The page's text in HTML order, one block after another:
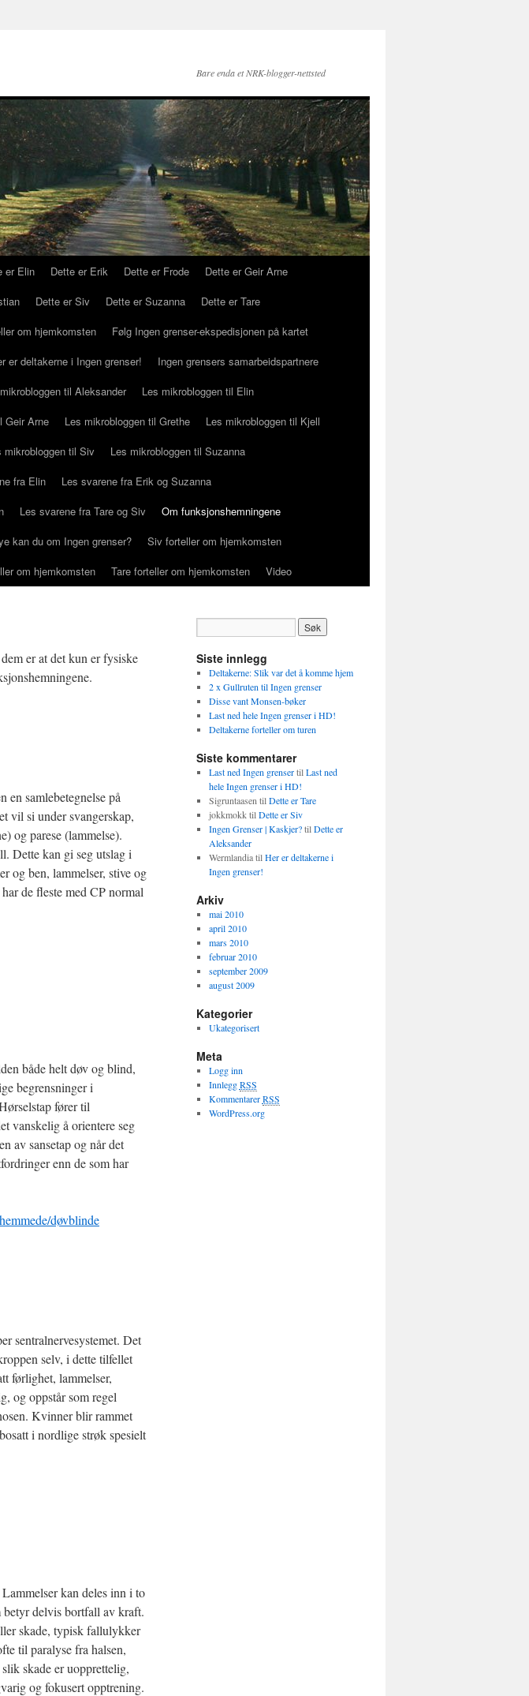
Bare enda et NRK-blogger-nettsted
er Elin Dette er Erik Dette er Frode
Dette er Geir Arne
Dette er Siv Dette er Suzanna
Dette er Tare
om hjemkomsten
Følg Ingen grenser-ekspedisjonen på kartet
er deltakerne i Ingen grenser!
Ingen grensers samarbeidspartnere
til Aleksander
Les mikrobloggen til Elin
Geir Arne Les mikrobloggen til Grethe
Les mikrobloggen til Kjell
mikrobloggen til Siv
Les mikrobloggen til Suzanna
fra Elin
Les svarene fra Erik og Suzanna
Les svarene fra Tare og Siv
Om funksjonshemningene
kan du om Ingen grenser?
Siv forteller om hjemkomsten
om hjemkomsten Tare forteller om hjemkomsten Video
er at det kun er fysiske
en samlebetegnelse på
vil si under svangerskap,
og parese (lammelse).
Dette kan gi seg utslag i
og ben, lammelser, stive og
de fleste med CP normal
både helt døv og blind,
begrensninger i
fører til
vanskelig å orientere seg
av sansetap og når det
enn de som har
døvblinde
sentralnervesystemet. Det
selv, i dette tilfellet
førlighet, lammelser,
og oppstår som regel
Kvinner blir rammet
i nordlige strøk spesielt
kan deles inn i to
betyr delvis bortfall av kraft.
skade, typisk fallulykker
til paralyse fra halsen,
skade er uopprettelig,
og fokusert opptrening.
Siste innlegg
Deltakerne: Slik var det å komme hjem
2 x Gullruten til Ingen grenser
Disse vant Monsen-bøker
Last ned hele Ingen grenser i HD!
Deltakerne forteller om turen
Siste kommentarer
Last ned Ingen grensertilLast ned
hele Ingen grenser i HD!
Sigruntaasen tilDette er Tare
jokkmokktilDette er Siv
Ingen Grenser | Kaskjer?tilDette er
Aleksander
WermlandiatilHer er deltakerne i
Ingen grenser!
Arkiv
mai 2010
april 2010
mars 2010
februar 2010
september 2009
august 2009
Kategorier
Ukategorisert
Meta
Logg inn
InnleggRSS
KommentarerRSS
WordPress.org